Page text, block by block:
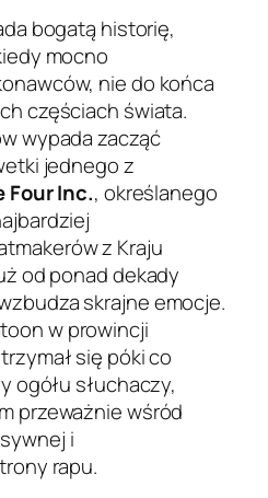
bogatą historię,
mocno
nie do końca
częściach świata.
wypada zacząć
jednego z
Four Inc., określanego
z Kraju
od ponad dekady
skrajne emocje.
w prowincji
się póki co
ogółu słuchaczy,
przeważnie wśród
i
rapu.